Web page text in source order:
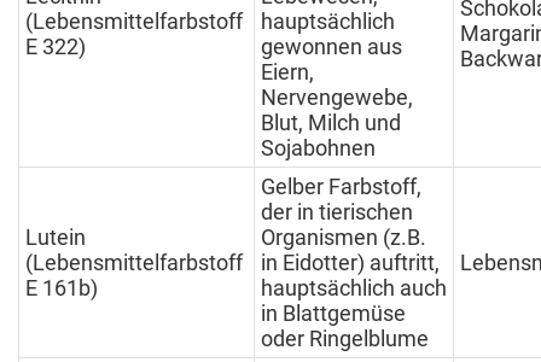
(Lebensmittelfarbstoff
E 322)
hauptsächlich
gewonnen aus
Eiern,
Nervengewebe,
Blut, Milch und
Sojabohnen
Lutein
(Lebensmittelfarbstoff
E 161b)
Gelber Farbstoff,
der in tierischen
Organismen (z.B.
in Eidotter) auftritt,
hauptsächlich auch
in Blattgemüse
oder Ringelblume